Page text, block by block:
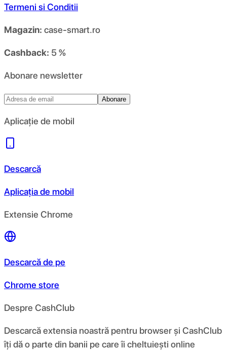
Termeni si Conditii
Magazin: case-smart.ro
Cashback: 5 %
Abonare newsletter
Abonare
Aplicație de mobil
Descarcă
Aplicația de mobil
Extensie Chrome
Descarcă de pe
Chrome store
Despre CashClub
Descarcă extensia noastră pentru browser și CashClub
îți dă o parte din banii pe care îi cheltuiești online